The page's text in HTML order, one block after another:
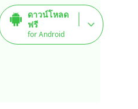
ดาวน์โหลด
ฟรี
for Android